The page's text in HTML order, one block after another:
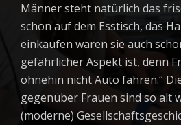
Männer steht natürlich das
schon auf dem Esstisch, das
einkaufen waren sie auch
gefährlicher Aspekt ist, denn
ohnehin nicht Auto fahren.“
gegenüber Frauen sind so alt
(moderne)